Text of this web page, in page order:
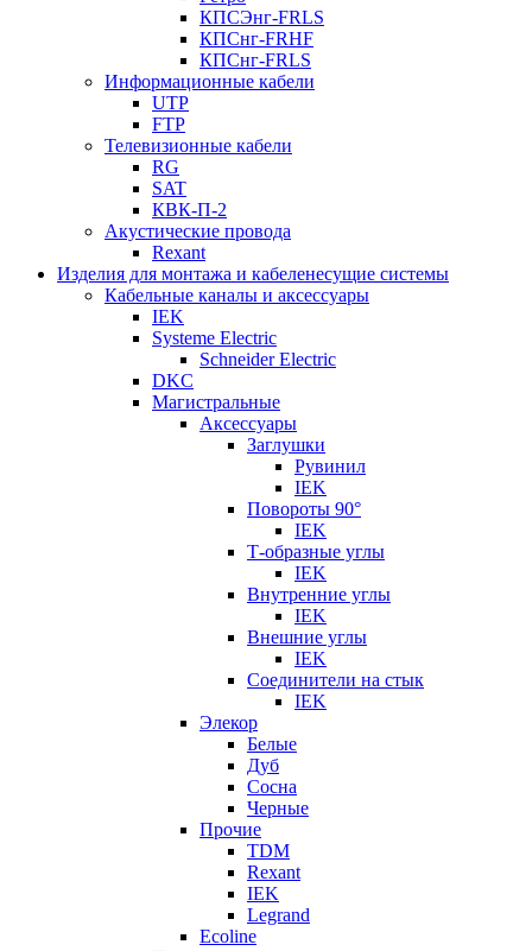
КПСЭнг-FRLS
КПСнг-FRHF
КПСнг-FRLS
Информационные кабели
UTP
FTP
Телевизионные кабели
RG
SAT
КВК-П-2
Акустические провода
Rexant
Изделия для монтажа и кабеленесущие системы
Кабельные каналы и аксессуары
IEK
Systeme Electric
Schneider Electric
DKC
Магистральные
Аксессуары
Заглушки
Рувинил
IEK
Повороты 90°
IEK
Т-образные углы
IEK
Внутренние углы
IEK
Внешние углы
IEK
Соединители на стык
IEK
Элекор
Белые
Дуб
Сосна
Черные
Прочие
TDM
Rexant
IEK
Legrand
Ecoline